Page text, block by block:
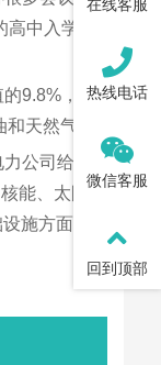
中入学率
9.8%，并
天然气。
公司给予
能、太阳
施方面的
在线客服
热线电话
微信客服
回到顶部